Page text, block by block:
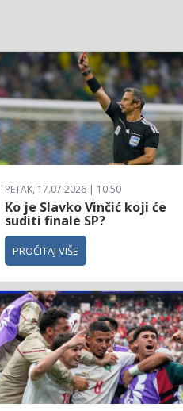
PETAK, 17.07.2026 | 10:50
Ko je Slavko Vinčić koji će
suditi finale SP?
PROČITAJ VIŠE